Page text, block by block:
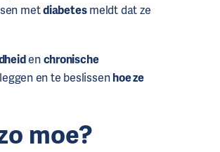
metdiabetesmeldt dat ze
enchronische
en te beslissenhoe ze
moe?